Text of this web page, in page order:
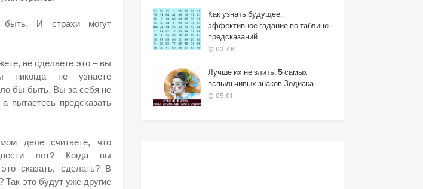
И страхи могут
не сделаете это – вы
никогда не узнаете
бы быть. Вы за себя не
а пытаетесь предсказать
деле считаете, что
лет? Когда вы
сказать, сделать? В
это будут уже другие
Как узнать будущее:
эффективное гадание по таблице
предсказаний
02:46
Лучше их не злить: 5 самых
вспыльчивых знаков Зодиака
05:01